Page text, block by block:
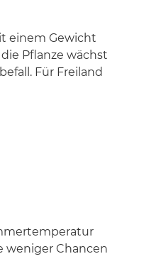
einem Gewicht
Pflanze wächst
Für Freiland
weniger Chancen